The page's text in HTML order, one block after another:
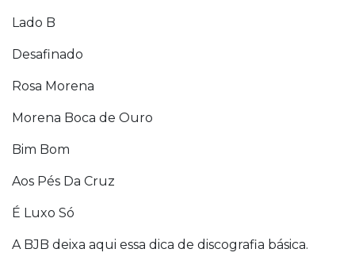
Lado B
Desafinado
Rosa Morena
Morena Boca de Ouro
Bim Bom
Aos Pés Da Cruz
É Luxo Só
A BJB deixa aqui essa dica de discografia básica.